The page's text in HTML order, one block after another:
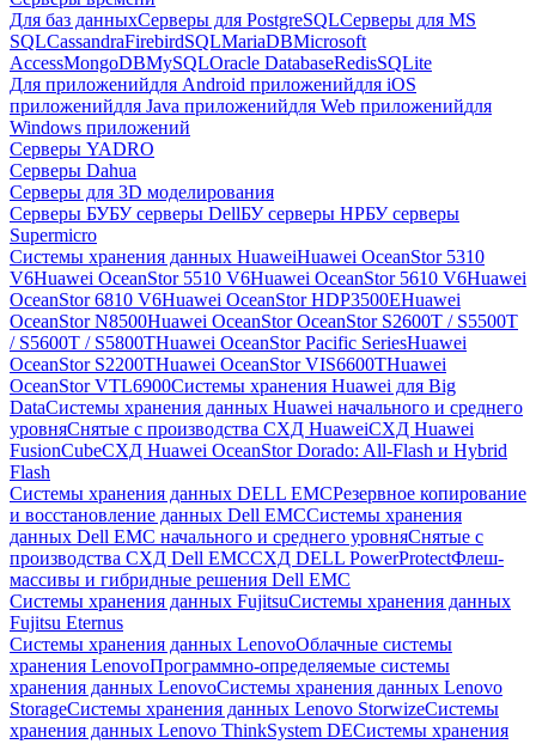
Для баз данныхСерверы для PostgreSQLСерверы для MS
SQLCassandraFirebirdSQLMariaDBMicrosoft
AccessMongoDBMySQLOracle DatabaseRedisSQLite
Для приложенийдля Android приложенийдля iOS
приложенийдля Java приложенийдля Web приложенийдля
Windows приложений
Серверы YADRO
Серверы Dahua
Серверы для 3D моделирования
Серверы БУБУ серверы DellБУ серверы HPБУ серверы
Supermicro
Системы хранения данных HuaweiHuawei OceanStor 5310
V6Huawei OceanStor 5510 V6Huawei OceanStor 5610 V6Huawei
OceanStor 6810 V6Huawei OceanStor HDP3500EHuawei
OceanStor N8500Huawei OceanStor OceanStor S2600T / S5500T
/ S5600T / S5800THuawei OceanStor Pacific SeriesHuawei
OceanStor S2200THuawei OceanStor VIS6600THuawei
OceanStor VTL6900Системы хранения Huawei для Big
DataСистемы хранения данных Huawei начального и среднего
уровняСнятые с производства СХД HuaweiСХД Huawei
FusionCubeСХД Huawei OceanStor Dorado: All-Flash и Hybrid
Flash
Системы хранения данных DELL EMCРезервное копирование
и восстановление данных Dell EMCСистемы хранения
данных Dell EMC начального и среднего уровняСнятые с
производства СХД Dell EMCСХД DELL PowerProtectФлеш-
массивы и гибридные решения Dell EMC
Системы хранения данных FujitsuСистемы хранения данных
Fujitsu Eternus
Системы хранения данных LenovoОблачные системы
хранения LenovoПрограммно-определяемые системы
хранения данных LenovoСистемы хранения данных Lenovo
StorageСистемы хранения данных Lenovo StorwizeСистемы
хранения данных Lenovo ThinkSystem DEСистемы хранения